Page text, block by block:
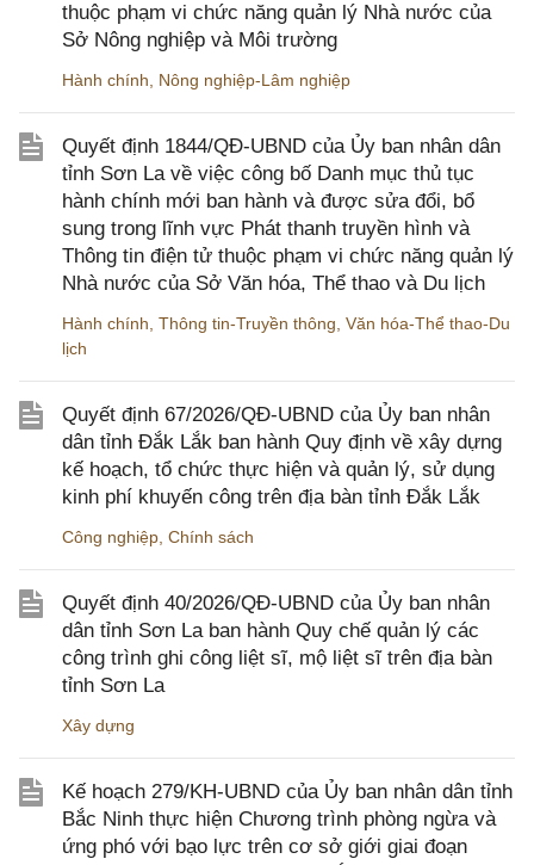
thuộc phạm vi chức năng quản lý Nhà nước của
Sở Nông nghiệp và Môi trường
Hành chính Nông nghiệp-Lâm nghiệp
Quyết định 1844/QĐ-UBND của Ủy ban nhân dân
tỉnh Sơn La về việc công bố Danh mục thủ tục
hành chính mới ban hành và được sửa đổi, bổ
sung trong lĩnh vực Phát thanh truyền hình và
Thông tin điện tử thuộc phạm vi chức năng quản lý
Nhà nước của Sở Văn hóa, Thể thao và Du lịch
Hành chính Thông tin-Truyền thông Văn hóa-Thể thao-Du
lịch
Quyết định 67/2026/QĐ-UBND của Ủy ban nhân
dân tỉnh Đắk Lắk ban hành Quy định về xây dựng
kế hoạch, tổ chức thực hiện và quản lý, sử dụng
kinh phí khuyến công trên địa bàn tỉnh Đắk Lắk
Công nghiệp Chính sách
Quyết định 40/2026/QĐ-UBND của Ủy ban nhân
dân tỉnh Sơn La ban hành Quy chế quản lý các
công trình ghi công liệt sĩ, mộ liệt sĩ trên địa bàn
tỉnh Sơn La
Xây dựng
Kế hoạch 279/KH-UBND của Ủy ban nhân dân tỉnh
Bắc Ninh thực hiện Chương trình phòng ngừa và
ứng phó với bạo lực trên cơ sở giới giai đoạn